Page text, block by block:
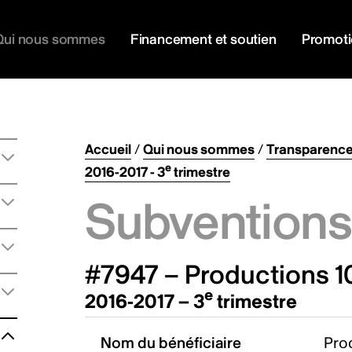
nous sommes Financement et soutien
Accueil/Qui nous sommes/
2016-2017 - 3etrimestre
#7947 – Productions
2016-2017 – 3e trimestre
Nom du bénéficiaire